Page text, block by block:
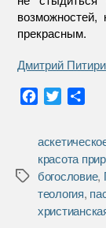
возможностей,
прекрасным.
Дмитрий
e
b
o
o
k
t
t
e
r
р
а
в
и
т
Метки
красота
богословие,
теология,